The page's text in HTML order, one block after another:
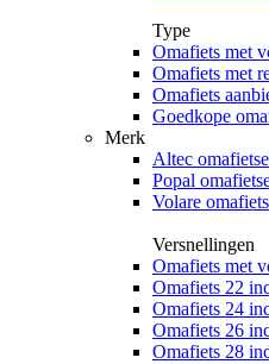
Type
Omafiets met
Omafiets met
Omafiets
Goedkope
Merk
Altec
Popal
Volare
Versnellingen
Omafiets met
Omafiets 22
Omafiets 24
Omafiets 26
Omafiets 28